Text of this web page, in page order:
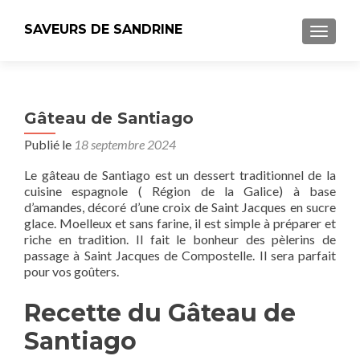
SAVEURS DE SANDRINE
Gâteau de Santiago
Publié le 18 septembre 2024
Le gâteau de Santiago est un dessert traditionnel de la
cuisine espagnole ( Région de la Galice) à base
d’amandes, décoré d’une croix de Saint Jacques en sucre
glace. Moelleux et sans farine, il est simple à préparer et
riche en tradition. Il fait le bonheur des pèlerins de
passage à Saint Jacques de Compostelle. Il sera parfait
pour vos goûters.
Recette du Gâteau de
Santiago